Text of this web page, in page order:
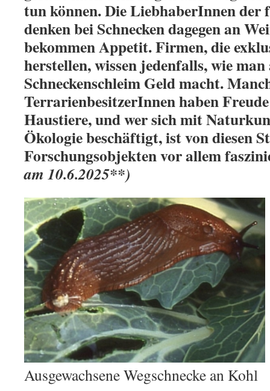
tun können. Die LiebhaberInnen der
denken bei Schnecken dagegen an
bekommen Appetit. Firmen, die
herstellen, wissen jedenfalls, wie man
Schneckenschleim Geld macht.
TerrarienbesitzerInnen haben
Haustiere, und wer sich mit
Ökologie beschäftigt, ist von diesen
Forschungsobjekten vor allem
am 10.6.2025**)
Ausgewachsene Wegschnecke an Kohl